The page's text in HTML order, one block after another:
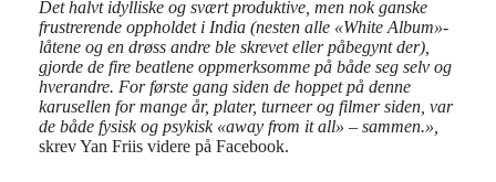
Det halvt idylliske og svært produktive, men nok ganske
frustrerende oppholdet i India (nesten alle «White Album»-
låtene og en drøss andre ble skrevet eller påbegynt der),
gjorde de fire beatlene oppmerksomme på både seg selv og
hverandre. For første gang siden de hoppet på denne
karusellen for mange år, plater, turneer og filmer siden, var
de både fysisk og psykisk «away from it all» – sammen.»,
skrev Yan Friis videre på Facebook.